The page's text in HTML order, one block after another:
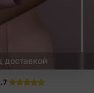
доставкой